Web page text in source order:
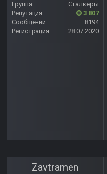
Группа
Сталкеры
Репутация
3 807
Сообщений
8194
Регистрация
28.07.2020
Zavtramen